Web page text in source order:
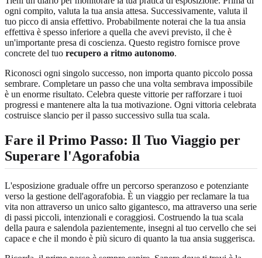
ogni compito, valuta la tua ansia attesa. Successivamente, valuta il
tuo picco di ansia effettivo. Probabilmente noterai che la tua ansia
effettiva è spesso inferiore a quella che avevi previsto, il che è
un'importante presa di coscienza. Questo registro fornisce prove
concrete del tuo recupero a ritmo autonomo.
Riconosci ogni singolo successo, non importa quanto piccolo possa
sembrare. Completare un passo che una volta sembrava impossibile
è un enorme risultato. Celebra queste vittorie per rafforzare i tuoi
progressi e mantenere alta la tua motivazione. Ogni vittoria celebrata
costruisce slancio per il passo successivo sulla tua scala.
Fare il Primo Passo: Il Tuo Viaggio per
Superare l'Agorafobia
L'esposizione graduale offre un percorso speranzoso e potenziante
verso la gestione dell'agorafobia. È un viaggio per reclamare la tua
vita non attraverso un unico salto gigantesco, ma attraverso una serie
di passi piccoli, intenzionali e coraggiosi. Costruendo la tua scala
della paura e salendola pazientemente, insegni al tuo cervello che sei
capace e che il mondo è più sicuro di quanto la tua ansia suggerisca.